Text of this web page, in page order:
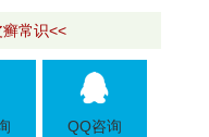
常识<<
QQ咨询